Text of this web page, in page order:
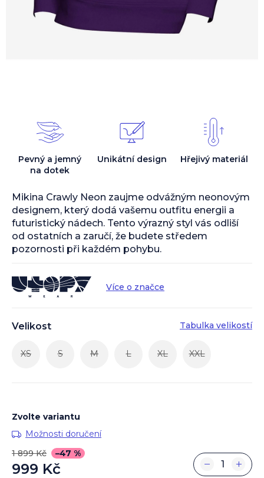
Velikost Tabulka velikostí
XS S M L XL XXL
Mikina Crawly Neon zaujme odvážným neonovým
designem, který dodá vašemu outfitu energii a
futuristický nádech. Tento výrazný styl vás odliší
od ostatních a zaručí, že budete středem
pozornosti při každém pohybu.
Více o značce
Pevný a jemný
na dotek
Unikátní design Hřejivý materiál
Zvolte variantu
Možnosti doručení
1 899 Kč
–47 %
999 Kč +
−